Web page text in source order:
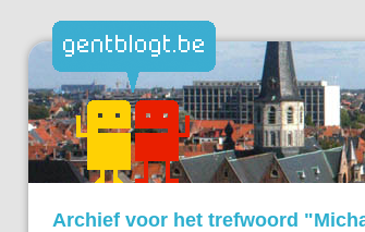
Archief voor het trefwoord